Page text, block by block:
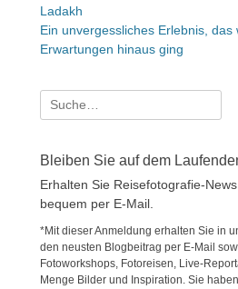
Ladakh
Ein unvergessliches Erlebnis, das
Erwartungen hinaus ging
Suche
nach:
Bleiben Sie auf dem
Erhalten Sie Reisefotografie-
bequem per E-Mail.
*Mit dieser Anmeldung erhalten Sie in
den neusten Blogbeitrag per E-Mail
Fotoworkshops, Fotoreisen, Live-
Menge Bilder und Inspiration. Sie